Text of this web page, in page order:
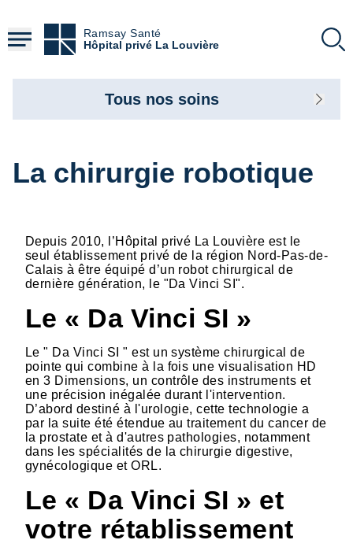
contenu
principal
Ramsay Santé
Hôpital privé La Louvière
La chirurgie robotique
Depuis 2010, l’Hôpital privé La Louvière est le
seul établissement privé de la région Nord-Pas-de-
Calais à être équipé d’un robot chirurgical de
dernière génération, le "Da Vinci SI".
Le « Da Vinci SI »
Le " Da Vinci SI " est un système chirurgical de
pointe qui combine à la fois une visualisation HD
en 3 Dimensions, un contrôle des instruments et
une précision inégalée durant l'intervention.
D’abord destiné à l'urologie, cette technologie a
par la suite été étendue au traitement du cancer de
la prostate et à d'autres pathologies, notamment
dans les spécialités de la chirurgie digestive,
gynécologique et ORL.
Le « Da Vinci SI » et
votre rétablissement
Tous nos soins